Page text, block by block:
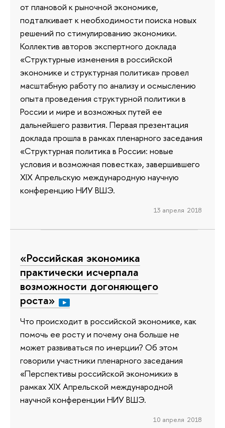
от плановой к рыночной экономике,
подталкивает к необходимости поиска новых
решений по стимулированию экономики.
Коллектив авторов экспертного доклада
«Структурные изменения в российской
экономике и структурная политика» провел
масштабную работу по анализу и осмыслению
опыта проведения структурной политики в
России и мире и возможных путей ее
дальнейшего развития. Первая презентация
доклада прошла в рамках пленарного заседания
«Структурная политика в России: новые
условия и возможная повестка», завершившего
XIX Апрельскую международную научную
конференцию НИУ ВШЭ.
13 апреля 2018
«Российская экономика
практически исчерпала
возможности догоняющего
роста»
Что происходит в российской экономике, как
помочь ее росту и почему она больше не
может развиваться по инерции? Об этом
говорили участники пленарного заседания
«Перспективы российской экономики» в
рамках XIX Апрельской международной
научной конференции НИУ ВШЭ.
10 апреля 2018